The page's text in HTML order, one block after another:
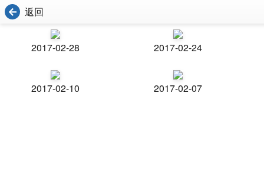
返回
2017-02-28 2017-02-24
2017-02-10 2017-02-07